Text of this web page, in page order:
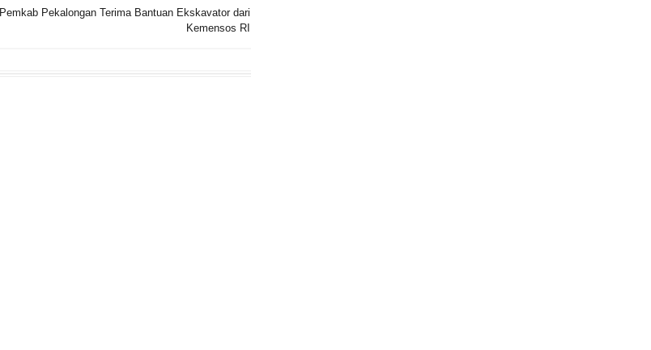
Pemkab Pekalongan Terima Bantuan Ekskavator dari
Kemensos RI